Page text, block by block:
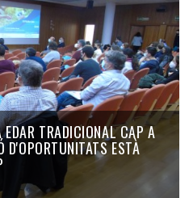
TRADICIONAL CAP A
D'OPORTUNITATS ESTÀ